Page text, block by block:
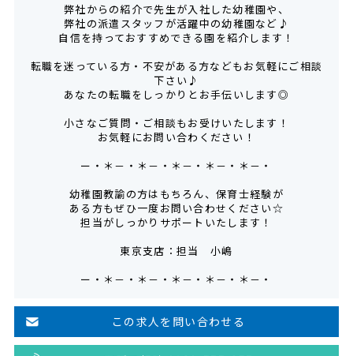
弊社からの紹介で先生が入社した幼稚園や、
弊社の派遣スタッフが活躍中の幼稚園など♪
自信を持っておすすめできる園を紹介します！
転職を迷っている方・不安がある方などもお気軽にご相談
下さい♪
あなたの転職をしっかりとお手伝いします◎
小さなご質問・ご相談もお受けいたします！
お気軽にお問い合わください！
ー・＊－・＊－・＊－・＊－・＊－・
幼稚園教諭の方はもちろん、保育士経験が
ある方もぜひ一度お問い合わせください☆
担当がしっかりサポートいたします！
東京支店：担当 小嶋
ー・＊－・＊－・＊－・＊－・＊－・
この求人を問い合わせる